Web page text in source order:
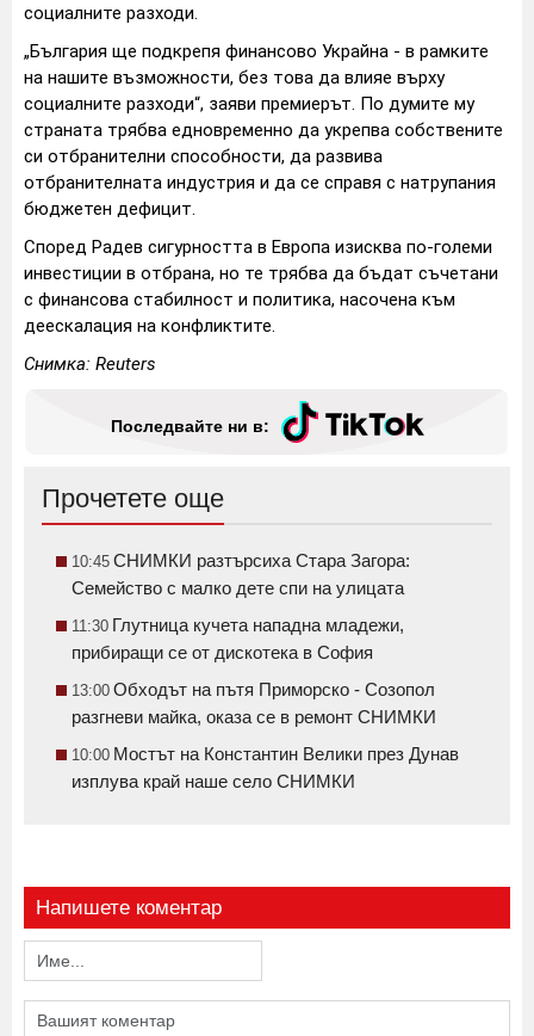
социалните разходи.
„България ще подкрепя финансово Украйна - в рамките
на нашите възможности, без това да влияе върху
социалните разходи“, заяви премиерът. По думите му
страната трябва едновременно да укрепва собствените
си отбранителни способности, да развива
отбранителната индустрия и да се справя с натрупания
бюджетен дефицит.
Според Радев сигурността в Европа изисква по-големи
инвестиции в отбрана, но те трябва да бъдат съчетани
с финансова стабилност и политика, насочена към
деескалация на конфликтите.
Снимка: Reuters
Последвайте ни в:
Прочетете още
10:45 СНИМКИ разтърсиха Стара Загора:
Семейство с малко дете спи на улицата
11:30 Глутница кучета нападна младежи,
прибиращи се от дискотека в София
13:00 Обходът на пътя Приморско - Созопол
разгневи майка, оказа се в ремонт СНИМКИ
10:00 Мостът на Константин Велики през Дунав
изплува край наше село СНИМКИ
Напишете коментар